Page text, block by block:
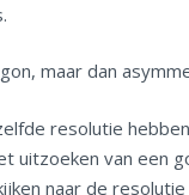
maar dan
resolutie
uitzoeken van een
naar de